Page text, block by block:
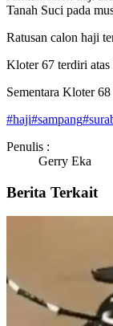
Tanah Suci pada
Ratusan calon haji
Kloter 67 terdiri
Sementara Kloter
#haji#sampang#
Penulis :
Gerry Eka
Berita Terkait